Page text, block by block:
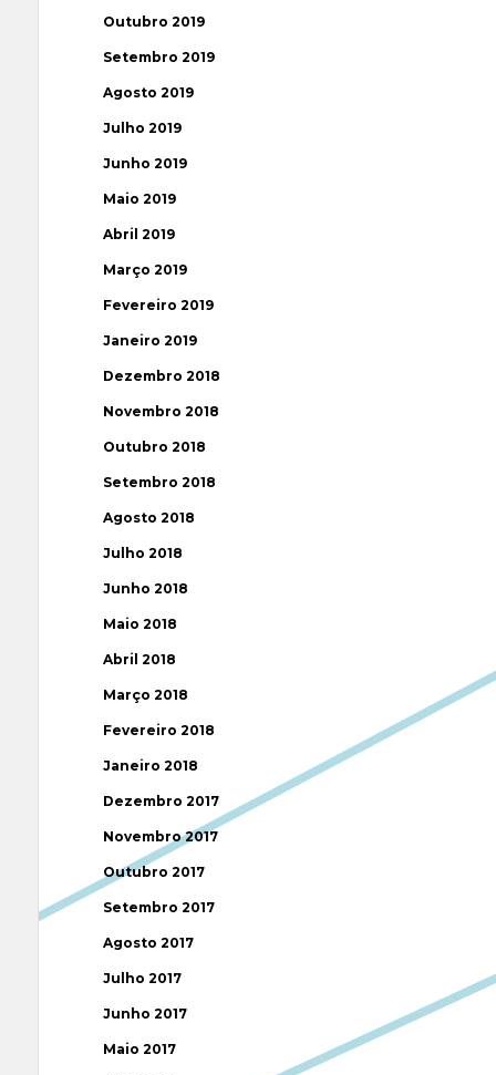
Outubro 2019
Setembro 2019
Agosto 2019
Julho 2019
Junho 2019
Maio 2019
Abril 2019
Março 2019
Fevereiro 2019
Janeiro 2019
Dezembro 2018
Novembro 2018
Outubro 2018
Setembro 2018
Agosto 2018
Julho 2018
Junho 2018
Maio 2018
Abril 2018
Março 2018
Fevereiro 2018
Janeiro 2018
Dezembro 2017
Novembro 2017
Outubro 2017
Setembro 2017
Agosto 2017
Julho 2017
Junho 2017
Maio 2017